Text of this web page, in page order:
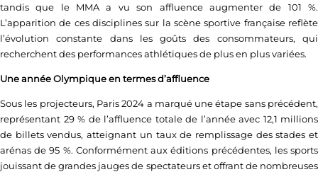
tandis que le MMA a vu son affluence augmenter de 101 %.
L’apparition de ces disciplines sur la scène sportive française reflète
l’évolution constante dans les goûts des consommateurs, qui
recherchent des performances athlétiques de plus en plus variées.
Une année Olympique en termes d’affluence
Sous les projecteurs, Paris 2024 a marqué une étape sans précédent,
représentant 29 % de l’affluence totale de l’année avec 12,1 millions
de billets vendus, atteignant un taux de remplissage des stades et
arénas de 95 %. Conformément aux éditions précédentes, les sports
jouissant de grandes jauges de spectateurs et offrant de nombreuses